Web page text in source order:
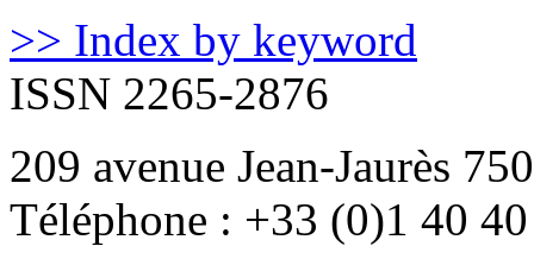
>> Index by keyword
ISSN 2265-2876
209 avenue Jean-Jaurès
Téléphone : +33 (0)1 40